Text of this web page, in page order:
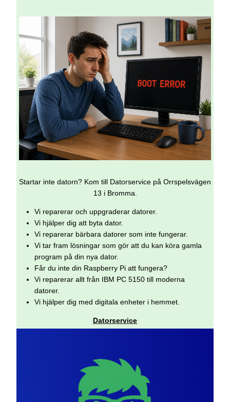
Startar inte datorn? Kom till Datorservice på Orrspelsvägen
13 i Bromma.
Vi reparerar och uppgraderar datorer.
Vi hjälper dig att byta dator.
Vi reparerar bärbara datorer som inte fungerar.
Vi tar fram lösningar som gör att du kan köra gamla
program på din nya dator.
Får du inte din Raspberry Pi att fungera?
Vi reparerar allt från IBM PC 5150 till moderna
datorer.
Vi hjälper dig med digitala enheter i hemmet.
Datorservice